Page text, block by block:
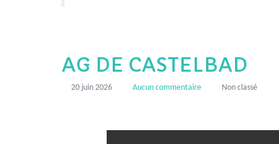
AG DE CASTELBAD
20 juin 2026 Aucun commentaire Non classé